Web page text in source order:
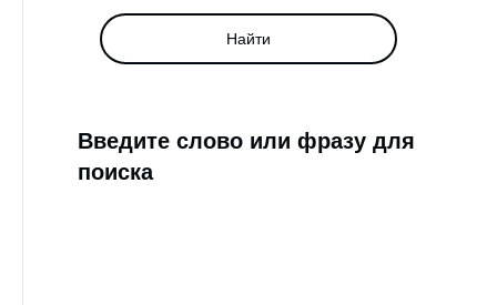
Найти
Введите слово или фразу для
поиска